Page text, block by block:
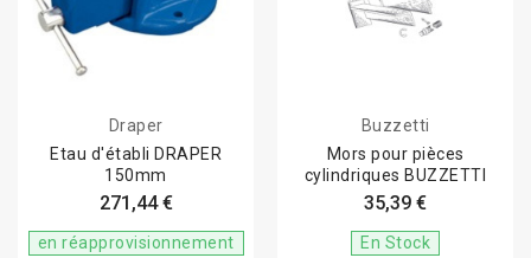
Draper
Etau d'établi DRAPER
150mm
271,44 €
en réapprovisionnement
Buzzetti
Mors pour pièces
cylindriques BUZZETTI
35,39 €
En Stock